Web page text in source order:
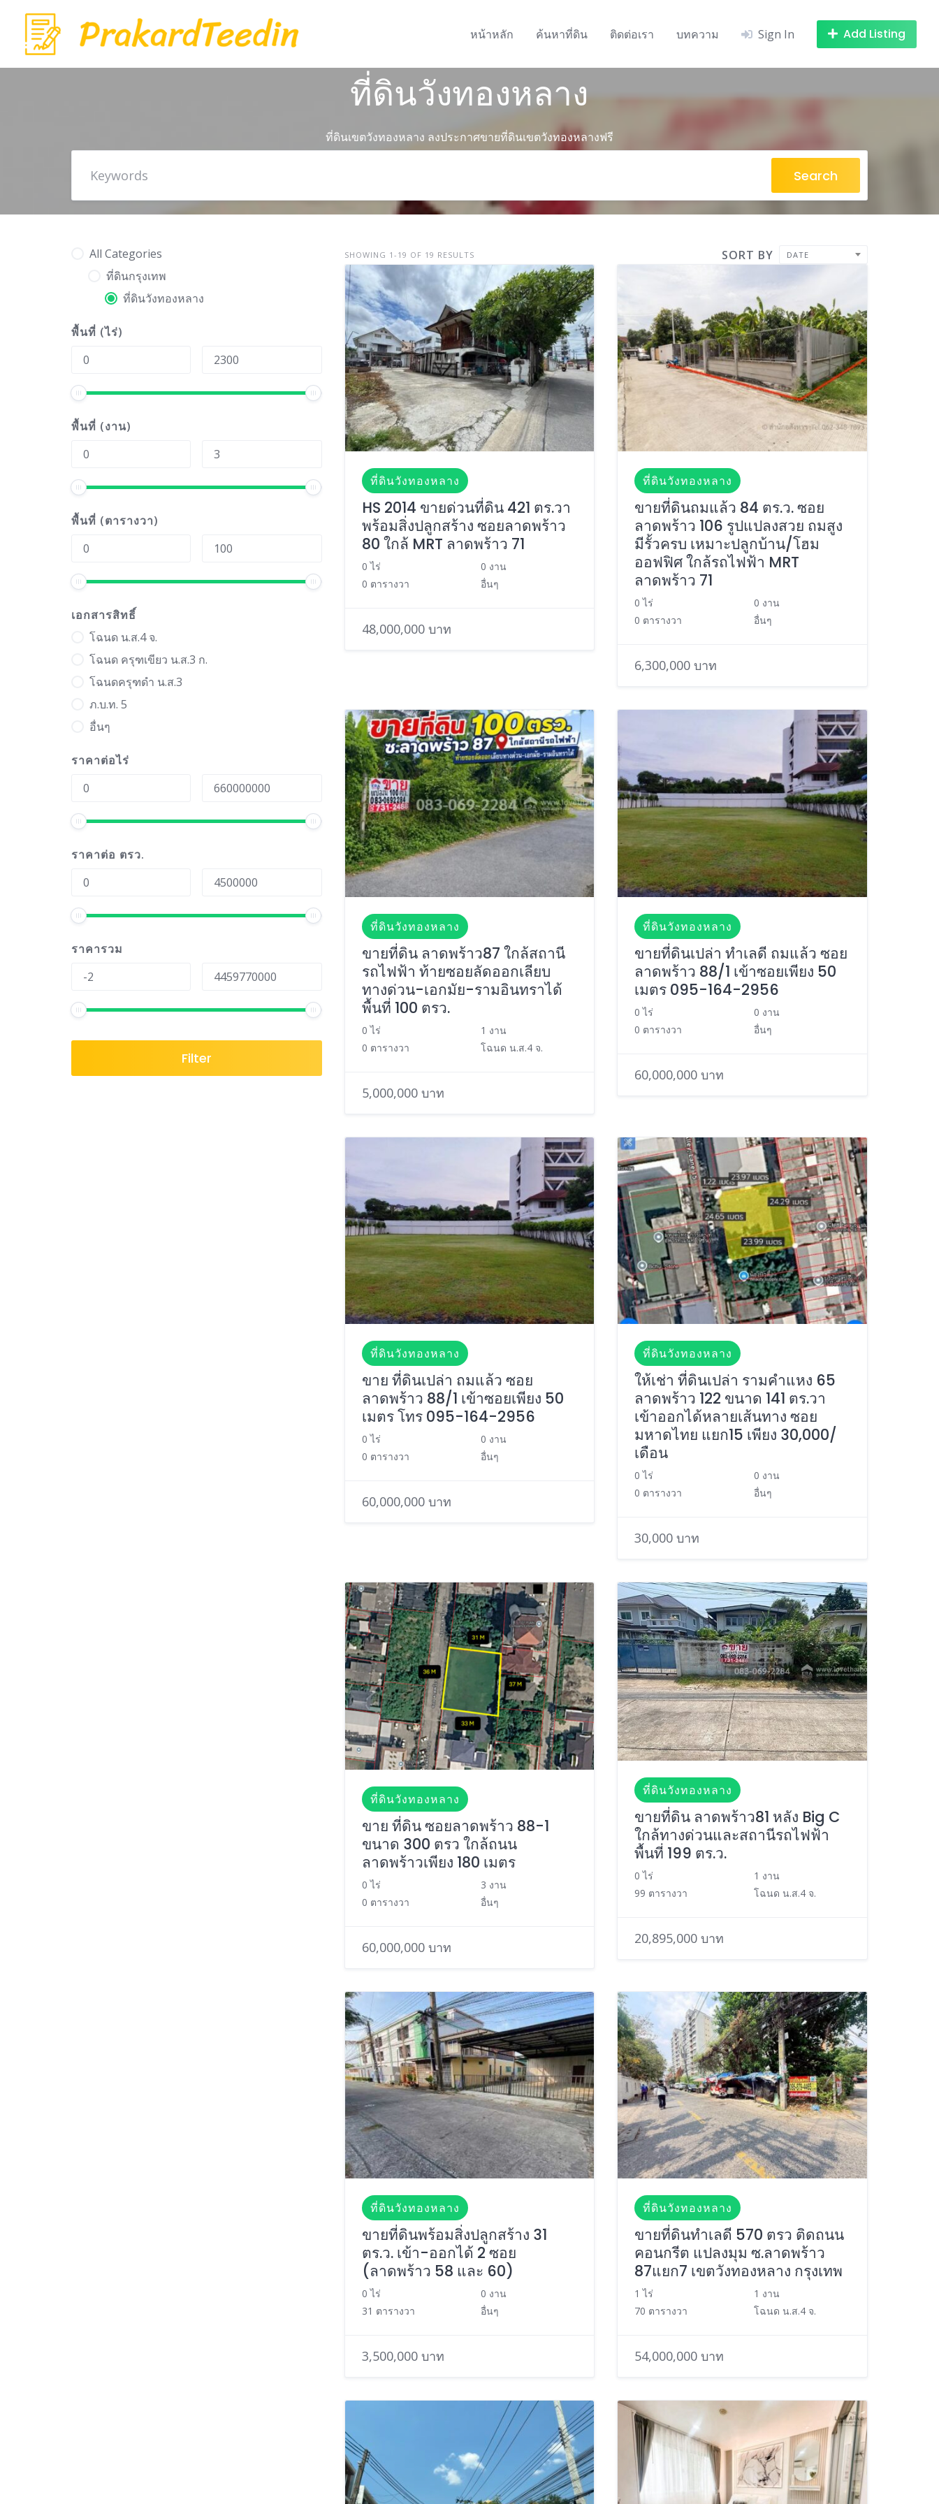
content
หน้าหลัก ค้นหาที่ดิน ติดต่อเรา บทความ Sign In Add Listing
ที่ดินวังทองหลาง
ที่ดินเขตวังทองหลาง ลงประกาศขายที่ดินเขตวังทองหลางฟรี
Search
All Categories
ที่ดินกรุงเทพ
ที่ดินวังทองหลาง
พื้นที่ (ไร่)
พื้นที่ (งาน)
พื้นที่ (ตารางวา)
เอกสารสิทธิ์
โฉนด น.ส.4 จ.
โฉนด ครุฑเขียว น.ส.3 ก.
โฉนดครุฑดำ น.ส.3
ภ.บ.ท. 5
อื่นๆ
ราคาต่อไร่
ราคาต่อ ตรว.
ราคารวม
Filter
SHOWING 1-19 OF 19 RESULTS SORT BY DATE
ที่ดินวังทองหลาง
HS 2014 ขายด่วนที่ดิน 421 ตร.วา
พร้อมสิ่งปลูกสร้าง ซอยลาดพร้าว
80 ใกล้ MRT ลาดพร้าว 71
0 ไร่
0 งาน
0 ตารางวา
อื่นๆ
48,000,000 บาท
ที่ดินวังทองหลาง
ขายที่ดินถมแล้ว 84 ตร.ว. ซอย
ลาดพร้าว 106 รูปแปลงสวย ถมสูง
มีรั้วครบ เหมาะปลูกบ้าน/โฮม
ออฟฟิศ ใกล้รถไฟฟ้า MRT
ลาดพร้าว 71
0 ไร่
0 งาน
0 ตารางวา
อื่นๆ
6,300,000 บาท
ที่ดินวังทองหลาง
ขายที่ดิน ลาดพร้าว87 ใกล้สถานี
รถไฟฟ้า ท้ายซอยลัดออกเลียบ
ทางด่วน-เอกมัย-รามอินทราได้
พื้นที่ 100 ตรว.
0 ไร่
1 งาน
0 ตารางวา
โฉนด น.ส.4 จ.
5,000,000 บาท
ที่ดินวังทองหลาง
ขายที่ดินเปล่า ทำเลดี ถมแล้ว ซอย
ลาดพร้าว 88/1 เข้าซอยเพียง 50
เมตร 095-164-2956
0 ไร่
0 งาน
0 ตารางวา
อื่นๆ
60,000,000 บาท
ที่ดินวังทองหลาง
ขาย ที่ดินเปล่า ถมแล้ว ซอย
ลาดพร้าว 88/1 เข้าซอยเพียง 50
เมตร โทร 095-164-2956
0 ไร่
0 งาน
0 ตารางวา
อื่นๆ
60,000,000 บาท
ที่ดินวังทองหลาง
ให้เช่า ที่ดินเปล่า รามคำแหง 65
ลาดพร้าว 122 ขนาด 141 ตร.วา
เข้าออกได้หลายเส้นทาง ซอย
มหาดไทย แยก15 เพียง 30,000/
เดือน
0 ไร่
0 งาน
0 ตารางวา
อื่นๆ
30,000 บาท
ที่ดินวังทองหลาง
ขาย ที่ดิน ซอยลาดพร้าว 88-1
ขนาด 300 ตรว ใกล้ถนน
ลาดพร้าวเพียง 180 เมตร
0 ไร่
3 งาน
0 ตารางวา
อื่นๆ
60,000,000 บาท
ที่ดินวังทองหลาง
ขายที่ดิน ลาดพร้าว81 หลัง Big C
ใกล้ทางด่วนและสถานีรถไฟฟ้า
พื้นที่ 199 ตร.ว.
0 ไร่
1 งาน
99 ตารางวา
โฉนด น.ส.4 จ.
20,895,000 บาท
ที่ดินวังทองหลาง
ขายที่ดินพร้อมสิ่งปลูกสร้าง 31
ตร.ว. เข้า-ออกได้ 2 ซอย
(ลาดพร้าว 58 และ 60)
0 ไร่
0 งาน
31 ตารางวา
อื่นๆ
3,500,000 บาท
ที่ดินวังทองหลาง
ขายที่ดินทำเลดี 570 ตรว ติดถนน
คอนกรีต แปลงมุม ซ.ลาดพร้าว
87แยก7 เขตวังทองหลาง กรุงเทพ
1 ไร่
1 งาน
70 ตารางวา
โฉนด น.ส.4 จ.
54,000,000 บาท